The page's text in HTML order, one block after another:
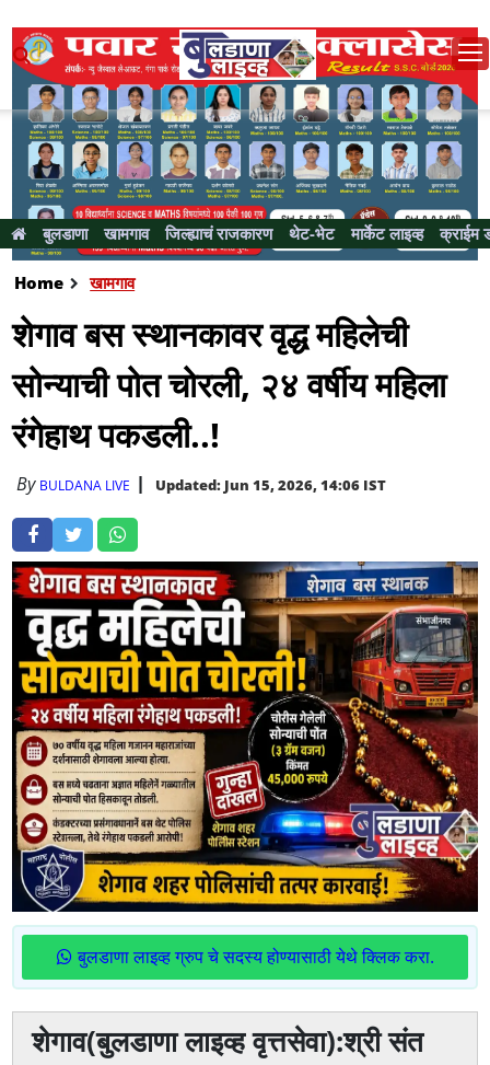
बुलडाणा खामगाव जिल्ह्याचं राजकारण थेट-भेट मार्केट लाइव्ह क्राईम
Home खामगाव
शेगाव बस स्थानकावर वृद्ध महिलेची
सोन्याची पोत चोरली, २४ वर्षीय महिला
रंगेहाथ पकडली..!
By BULDANA LIVE Updated: Jun 15, 2026, 14:06 IST
बुलडाणा लाइव्ह ग्रुप चे सदस्य होण्यासाठी येथे क्लिक करा.
शेगाव(बुलडाणा लाइव्ह वृत्तसेवा):श्री संत